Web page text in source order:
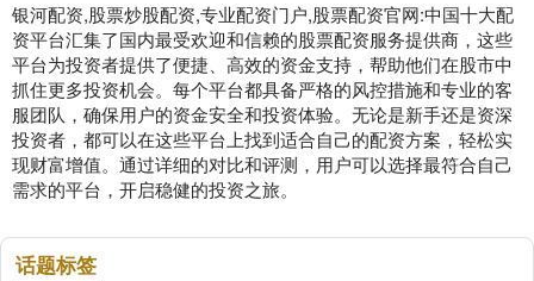
银河配资,股票炒股配资,专业配资门户,股票配资官网:中国十大配
资平台汇集了国内最受欢迎和信赖的股票配资服务提供商，这些
平台为投资者提供了便捷、高效的资金支持，帮助他们在股市中
抓住更多投资机会。每个平台都具备严格的风控措施和专业的客
服团队，确保用户的资金安全和投资体验。无论是新手还是资深
投资者，都可以在这些平台上找到适合自己的配资方案，轻松实
现财富增值。通过详细的对比和评测，用户可以选择最符合自己
需求的平台，开启稳健的投资之旅。
话题标签